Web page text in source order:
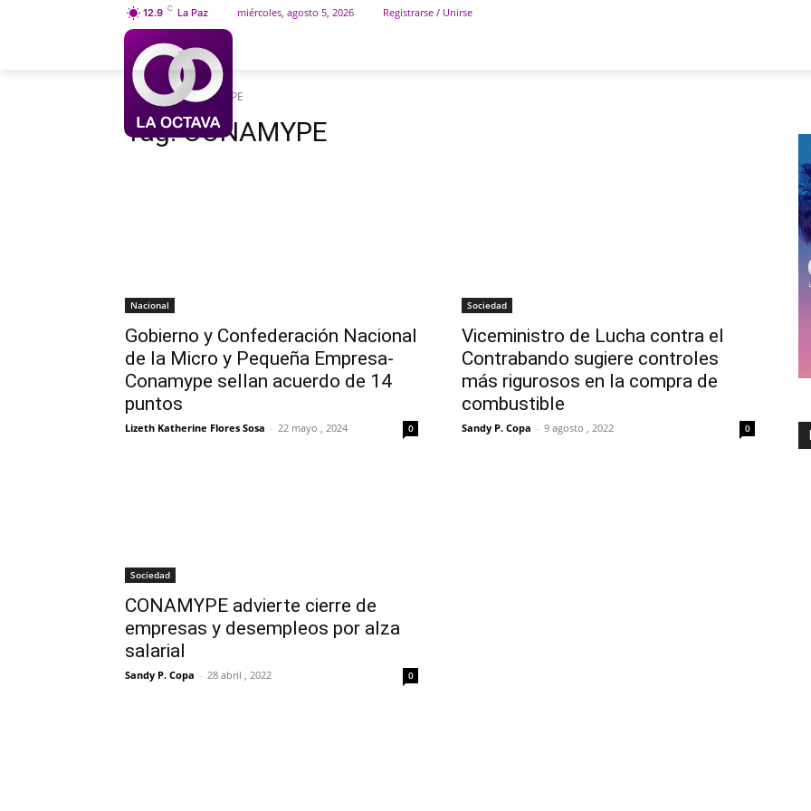
12.9 C La Paz miércoles, agosto 5, 2026 Registrarse / Unirse
Etiquetas CONAMYPE
Tag:CONAMYPE
Nacional
Gobierno y Confederación Nacional
de la Micro y Pequeña Empresa-
Conamype sellan acuerdo de 14
puntos
Lizeth Katherine Flores Sosa - 22 mayo , 2024 0
Sociedad
Viceministro de Lucha contra el
Contrabando sugiere controles
más rigurosos en la compra de
combustible
Sandy P. Copa - 9 agosto , 2022 0
Sociedad
CONAMYPE advierte cierre de
empresas y desempleos por alza
salarial
Sandy P. Copa - 28 abril , 2022 0